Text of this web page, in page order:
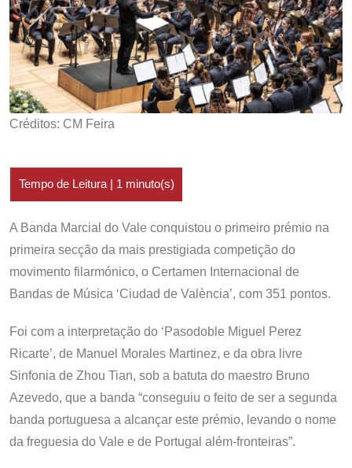
Créditos: CM Feira
A Banda Marcial do Vale conquistou o primeiro prémio na
primeira secção da mais prestigiada competição do
movimento filarmónico, o Certamen Internacional de
Bandas de Música ‘Ciudad de València’, com 351 pontos.
Foi com a interpretação do ‘Pasodoble Miguel Perez
Ricarte’, de Manuel Morales Martinez, e da obra livre
Sinfonia de Zhou Tian, sob a batuta do maestro Bruno
Azevedo, que a banda “conseguiu o feito de ser a segunda
banda portuguesa a alcançar este prémio, levando o nome
da freguesia do Vale e de Portugal além-fronteiras”.